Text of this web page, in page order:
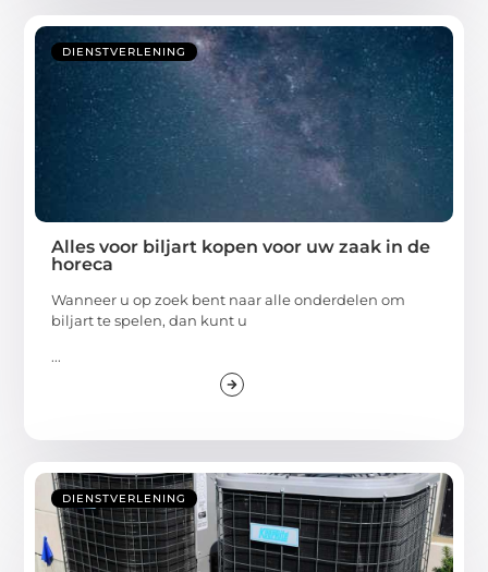
DIENSTVERLENING
Alles voor biljart kopen voor uw zaak in de
horeca
Wanneer u op zoek bent naar alle onderdelen om
biljart te spelen, dan kunt u
...
DIENSTVERLENING